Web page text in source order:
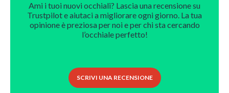
Ami i tuoi nuovi occhiali? Lascia una recensione su
Trustpilot e aiutaci a migliorare ogni giorno. La tua
opinione è preziosa per noi e per chi sta cercando
l’occhiale perfetto!
SCRIVI UNA RECENSIONE